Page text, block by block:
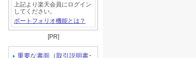
上記より楽天会員にログイン
してください。
ポートフォリオ機能とは？
[PR]
重要な書面（取引説明書･